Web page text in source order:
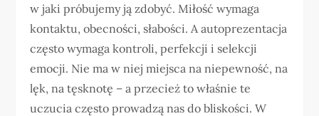
w jaki próbujemy ją zdobyć. Miłość wymaga
kontaktu, obecności, słabości. A autoprezentacja
często wymaga kontroli, perfekcji i selekcji
emocji. Nie ma w niej miejsca na niepewność, na
lęk, na tęsknotę – a przecież to właśnie te
uczucia często prowadzą nas do bliskości. W